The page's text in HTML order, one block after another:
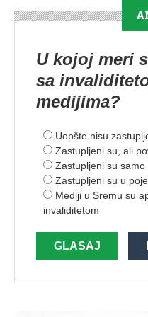
U kojoj meri
sa
medijima?
Uopšte nisu
Zastupljeni su, ali
Zastupljeni su
Zastupljeni su u
Mediji u Sremu su
invaliditetom
GLASAJ